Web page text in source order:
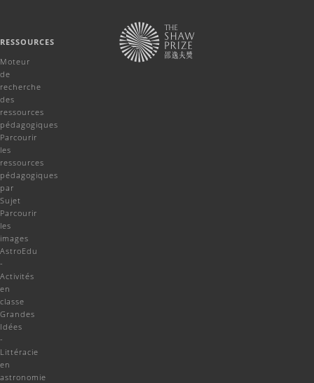
RESSOURCES
Moteur
de
recherche
des
ressources
pédagogiques
Parcourir
les
ressources
pédagogiques
par
Sujet
Parcourir
les
images
AstroEdu
-
Activités
en
classe
Grandes
Idées
-
Littéracie
en
astronomie